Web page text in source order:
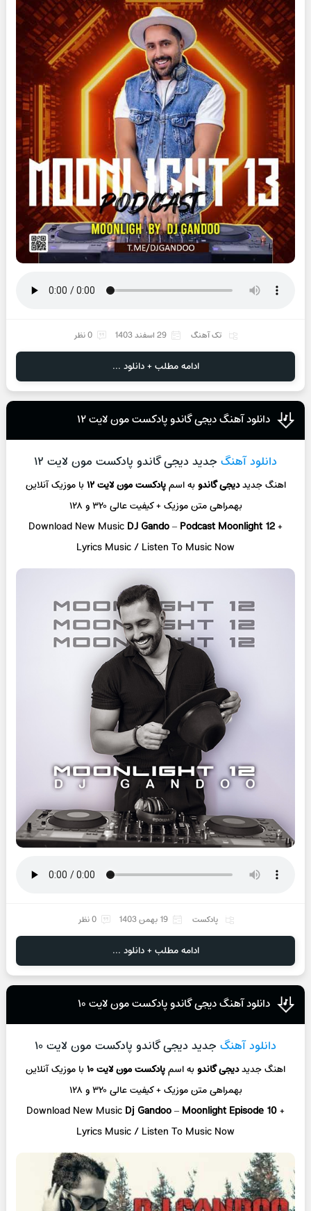
تک آهنگ 29 اسفند 1403 0 نظر
ادامه مطلب + دانلود ...
دانلود آهنگ دیجی گاندو پادکست مون لایت ۱۲
دانلود آهنگ جدید دیجی گاندو پادکست مون لایت ۱۲
اهنگ جدیددیجی گاندوبه اسمپادکست مون لایت ۱۲
با موزیک آنلاین
بهمراهی متن موزیک + کیفیت عالی ۳۲۰ و ۱۲۸
Download New Music DJ Gando– Podcast Moonlight 12+
Lyrics Music / Listen To Music Now
پادکست 19 بهمن 1403 0 نظر
ادامه مطلب + دانلود ...
دانلود آهنگ دیجی گاندو پادکست مون لایت ۱۰
دانلود آهنگ جدید دیجی گاندو پادکست مون لایت ۱۰
اهنگ جدیددیجی گاندوبه اسمپادکست مون لایت ۱۰
با موزیک آنلاین
بهمراهی متن موزیک + کیفیت عالی ۳۲۰ و ۱۲۸
Download New Music Dj Gandoo– Moonlight Episode 10+
Lyrics Music / Listen To Music Now